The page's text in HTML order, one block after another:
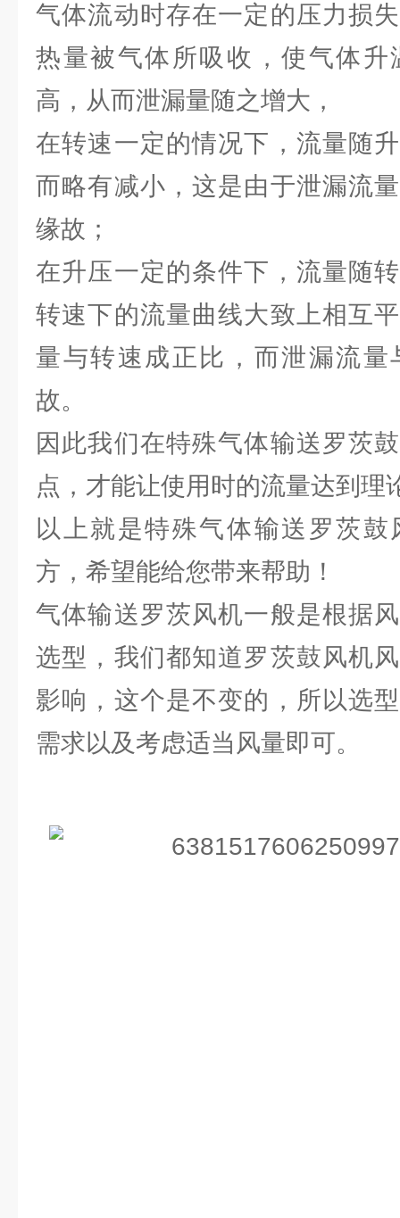
气体流动时存在一定的压力损
热量被气体所吸收，使气体升
高，从而泄漏量随之增大，
在转速一定的情况下，流量随
而略有减小，这是由于泄漏流
缘故；
在升压一定的条件下，流量随
转速下的流量曲线大致上相互
量与转速成正比，而泄漏流量
故。
因此我们在特殊气体输送罗茨
点，才能让使用时的流量达到理
以上就是特殊气体输送罗茨
方，希望能给您带来帮助！
气体输送罗茨风机一般是根据
选型，我们都知道罗茨鼓风机
影响，这个是不变的，所以选
需求以及考虑适当风量即可。